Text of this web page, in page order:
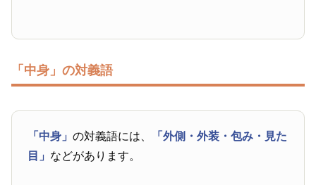
「中身」の対義語
「中身」の対義語には、
「外側・外装・包み・見た
目」 などがあります。